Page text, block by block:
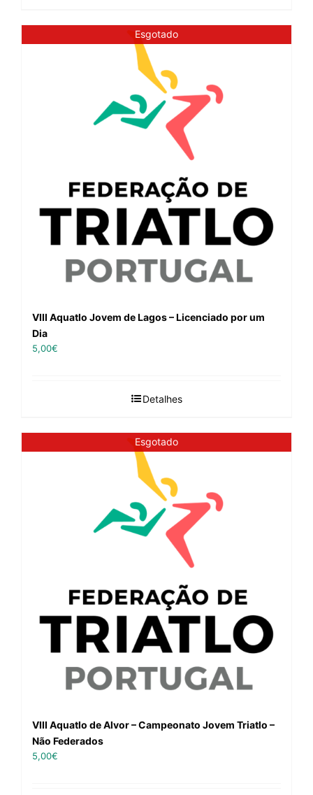
Esgotado
VIII Aquatlo Jovem de Lagos – Licenciado por um
Dia
5,00€
Detalhes
Esgotado
VIII Aquatlo de Alvor – Campeonato Jovem Triatlo –
Não Federados
5,00€